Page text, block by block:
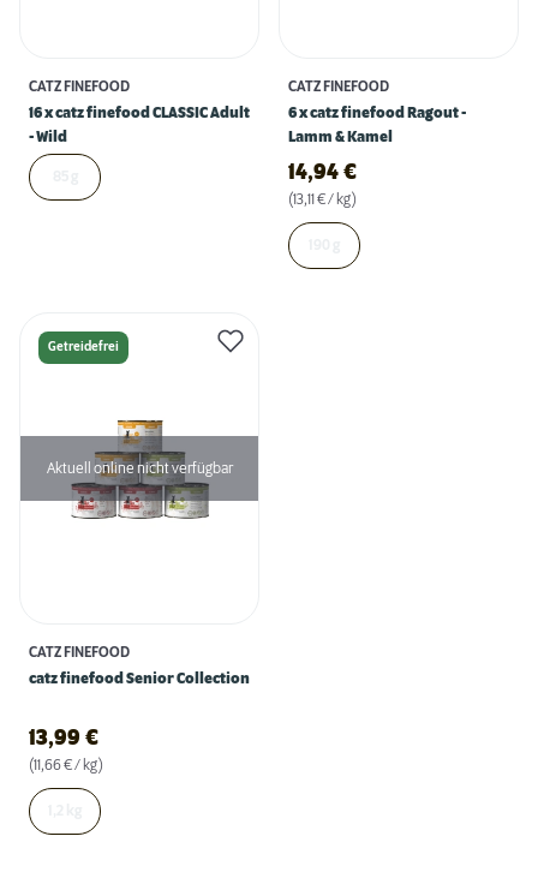
CATZ FINEFOOD
16 x catz finefood CLASSIC Adult
- Wild
CATZ FINEFOOD
6 x catz finefood Ragout -
Lamm & Kamel
14,94 €
(13,11 € / kg)
Getreidefrei
Aktuell online nicht verfügbar
CATZ FINEFOOD
catz finefood Senior Collection
13,99 €
(11,66 € / kg)